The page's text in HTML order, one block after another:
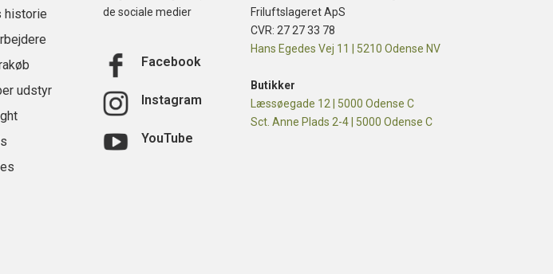
historie
udstyr
de sociale medier
Facebook
Instagram
YouTube
Friluftslageret ApS
CVR: 27 27 33 78
Hans Egedes Vej 11 | 5210 Odense NV
Butikker
Læssøegade 12 | 5000 Odense C
Sct. Anne Plads 2-4 | 5000 Odense C